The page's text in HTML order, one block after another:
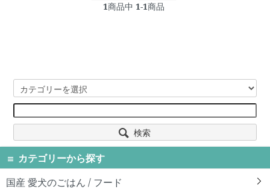
1商品中 1-1商品
検索
カテゴリーから探す
国産 愛犬のごはん / フード